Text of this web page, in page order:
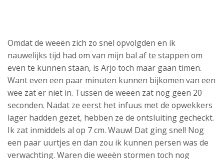
Omdat de weeën zich zo snel opvolgden en ik
nauwelijks tijd had om van mijn bal af te stappen om
even te kunnen staan, is Arjo toch maar gaan timen.
Want even een paar minuten kunnen bijkomen van een
wee zat er niet in. Tussen de weeën zat nog geen 20
seconden. Nadat ze eerst het infuus met de opwekkers
lager hadden gezet, hebben ze de ontsluiting gecheckt.
Ik zat inmiddels al op 7 cm. Wauw! Dat ging snel! Nog
een paar uurtjes en dan zou ik kunnen persen was de
verwachting. Waren die weeën stormen toch nog